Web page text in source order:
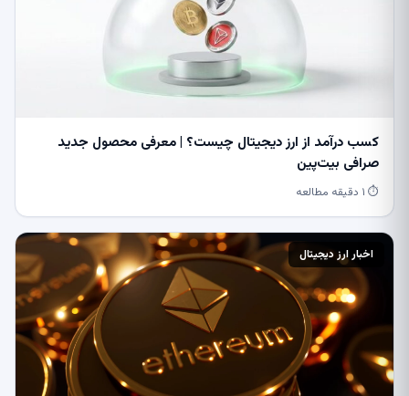
کسب درآمد از ارز دیجیتال چیست؟ | معرفی محصول جدید
صرافی بیت‌پین
⏱ ۱ دقیقه مطالعه
اخبار ارز دیجیتال